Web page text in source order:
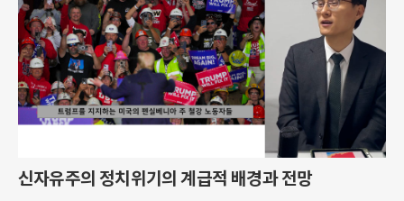
신자유주의 정치위기의 계급적 배경과 전망